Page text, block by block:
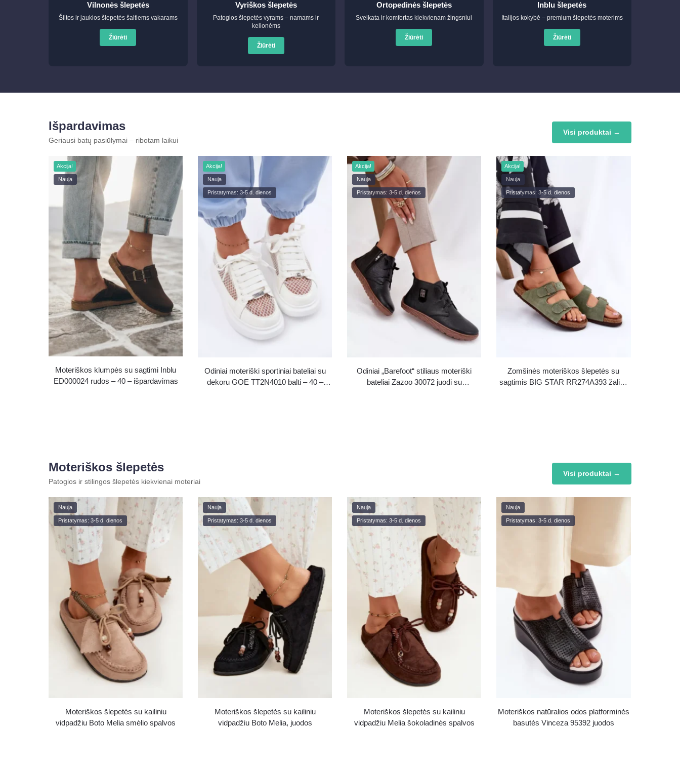
Vilnonės šlepetės
Šiltos ir jaukios šlepetės šaltiems vakarams
Žiūrėti
Vyriškos šlepetės
Patogios šlepetės vyrams – namams ir
kelionėms
Žiūrėti
Ortopedinės šlepetės
Sveikata ir komfortas kiekvienam žingsniui
Žiūrėti
Inblu šlepetės
Italijos kokybė – premium šlepetės moterims
Žiūrėti
Išpardavimas
Geriausi batų pasiūlymai – ribotam laikui
Visi produktai →
Akcija!
Nauja
Moteriškos klumpės su sagtimi Inblu
ED000024 rudos – 40 – išpardavimas
Akcija!
Nauja
Pristatymas: 3-5 d. dienos
Odiniai moteriški sportiniai bateliai su
dekoru GOE TT2N4010 balti – 40 –
Akcija!
Nauja
Pristatymas: 3-5 d. dienos
Odiniai „Barefoot“ stiliaus moteriški
bateliai Zazoo 30072 juodi su
Akcija!
Nauja
Pristatymas: 3-5 d. dienos
Zomšinės moteriškos šlepetės su
sagtimis BIG STAR RR274A393 žalios
Moteriškos šlepetės
Patogios ir stilingos šlepetės kiekvienai moteriai
Visi produktai →
Nauja
Pristatymas: 3-5 d. dienos
Moteriškos šlepetės su kailiniu
vidpadžiu Boto Melia smėlio spalvos
Nauja
Pristatymas: 3-5 d. dienos
Moteriškos šlepetės su kailiniu
vidpadžiu Boto Melia, juodos
Nauja
Pristatymas: 3-5 d. dienos
Moteriškos šlepetės su kailiniu
vidpadžiu Melia šokoladinės spalvos
Nauja
Pristatymas: 3-5 d. dienos
Moteriškos natūralios odos platforminės
basutės Vinceza 95392 juodos